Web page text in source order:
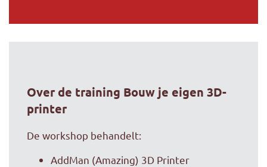
Over de training Bouw je eigen 3D-
printer
De workshop behandelt:
AddMan (Amazing) 3D Printer